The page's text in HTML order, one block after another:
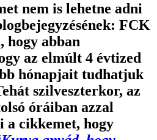
nem is lehetne adni
FCK
hogy abban
az elmúlt 4 évtized
hónapjait tudhatjuk
szilveszterkor, az
óráiban azzal
a cikkemet, hogy